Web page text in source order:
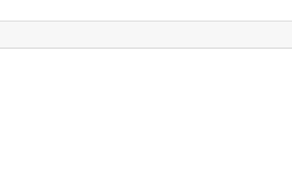
noderīga?